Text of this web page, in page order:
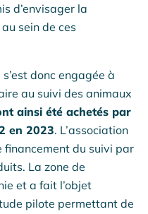
d’envisager la
sein de ces
donc engagée à
au suivi des animaux
ainsi été achetés par
en 2023. L’association
financement du suivi par
La zone de
et a fait l’objet
pilote permettant de